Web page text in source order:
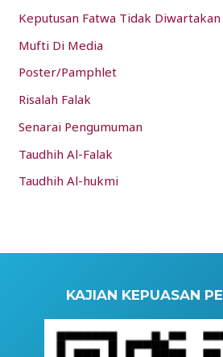
Keputusan Fatwa Tidak Diwartakan
Mufti Di Media
Poster/Pamphlet
Risalah Falak
Senarai Pengumuman
Taudhih Al-Falak
Taudhih Al-hukmi
KAJIAN KEPUASAN